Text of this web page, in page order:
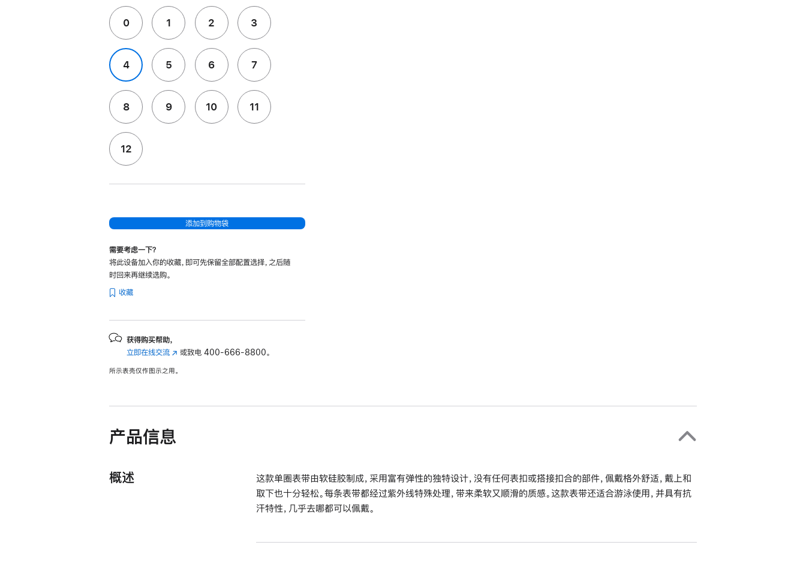
0 1 2 3
4 5 6 7
8 9 10 11
12
添加到购物袋
需要考虑一下？
将此设备加入你的收藏，即可先保留全部配置选择，之后随
时回来再继续选购。
收藏
获得购买帮助，
立即在线交流 (在 或致电400-666-8800。
所示表壳仅作图示之用。
产品信息
概述
这款单圈表带由软硅胶制成，采用富有弹性的独特设计，没有任何表扣或搭接扣合的部件，佩戴格外舒适，戴上和
取下也十分轻松。每条表带都经过紫外线特殊处理，带来柔软又顺滑的质感。这款表带还适合游泳使用，并具有抗
汗特性，几乎去哪都可以佩戴。